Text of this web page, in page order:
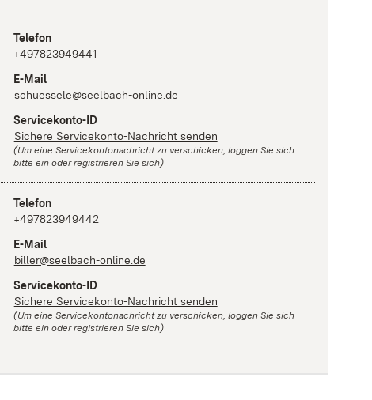
Telefon
+497823949441
E-Mail
schuessele@seelbach-online.de
Servicekonto-ID
Sichere Servicekonto-Nachricht senden
(Um eine Servicekontonachricht zu verschicken, loggen Sie sich
bitte ein oder registrieren Sie sich)
Telefon
+497823949442
E-Mail
biller@seelbach-online.de
Servicekonto-ID
Sichere Servicekonto-Nachricht senden
(Um eine Servicekontonachricht zu verschicken, loggen Sie sich
bitte ein oder registrieren Sie sich)